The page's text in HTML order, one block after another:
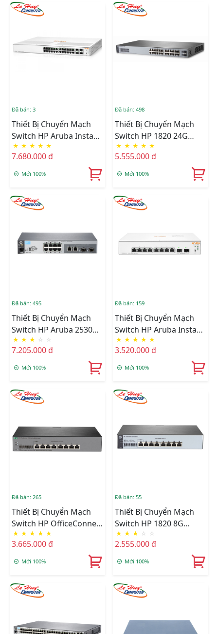
Đã bán: 3
Thiết Bị Chuyển Mạch
Switch HP Aruba Instant
On 1930 24G 4SFP/SFP+
(JL682A)
★ ★ ★ ★ ★
7.680.000 đ
Mới 100%
Đã bán: 498
Thiết Bị Chuyển Mạch
Switch HP 1820 24G
24Ports J9980A
★ ★ ★ ★ ★
5.555.000 đ
Mới 100%
Đã bán: 495
Thiết Bị Chuyển Mạch
Switch HP Aruba 2530
8G 8Ports - J9777A
★ ★ ★ ☆ ☆
7.205.000 đ
Mới 100%
Đã bán: 159
Thiết Bị Chuyển Mạch
Switch HP Aruba Instant
On 1930-8G-2SFP
(JL680A)
★ ★ ★ ★ ★
3.520.000 đ
Mới 100%
Đã bán: 265
Thiết Bị Chuyển Mạch
Switch HP OfficeConnect
1920S 8G 8-Port JL380A
★ ★ ★ ★ ★
3.665.000 đ
Mới 100%
Đã bán: 55
Thiết Bị Chuyển Mạch
Switch HP 1820 8G
8Ports J9979A
★ ★ ★ ☆ ☆
2.555.000 đ
Mới 100%